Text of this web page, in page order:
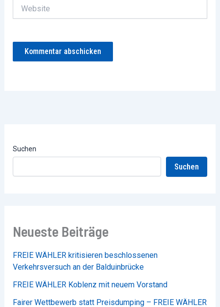
Suchen
Suchen
Neueste Beiträge
FREIE WÄHLER kritisieren beschlossenen
Verkehrsversuch an der Balduinbrücke
FREIE WÄHLER Koblenz mit neuem Vorstand
Fairer Wettbewerb statt Preisdumping – FREIE WÄHLER